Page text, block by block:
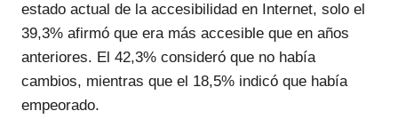
estado actual de la accesibilidad en Internet, solo el
39,3% afirmó que era más accesible que en años
anteriores. El 42,3% consideró que no había
cambios, mientras que el 18,5% indicó que había
empeorado.